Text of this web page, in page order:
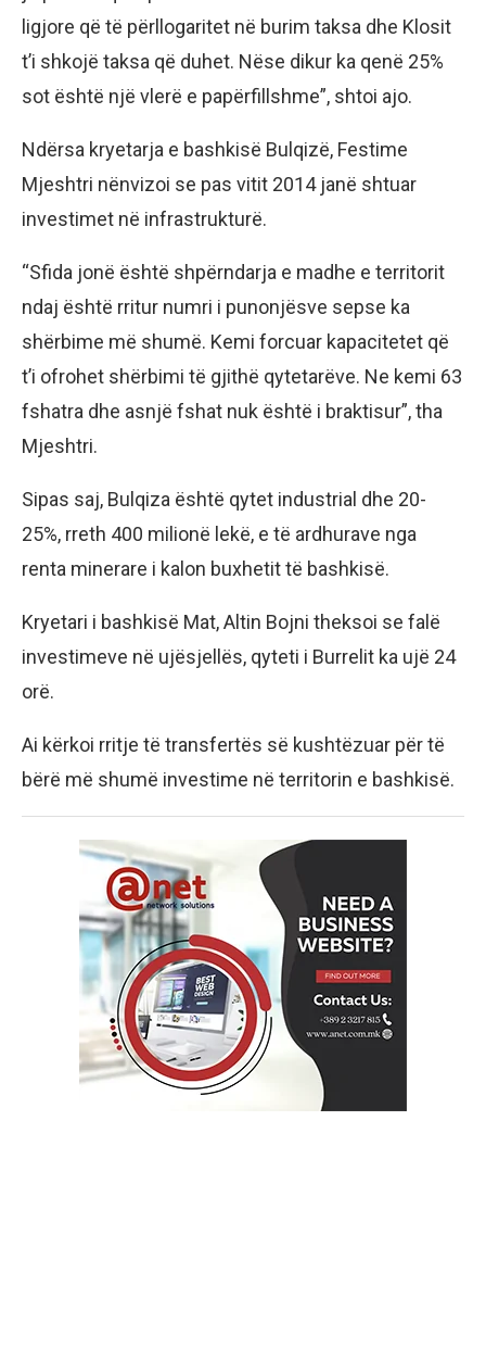
ligjore që të përllogaritet në burim taksa dhe Klosit
t’i shkojë taksa që duhet. Nëse dikur ka qenë 25%
sot është një vlerë e papërfillshme”, shtoi ajo.
Ndërsa kryetarja e bashkisë Bulqizë, Festime
Mjeshtri nënvizoi se pas vitit 2014 janë shtuar
investimet në infrastrukturë.
“Sfida jonë është shpërndarja e madhe e territorit
ndaj është rritur numri i punonjësve sepse ka
shërbime më shumë. Kemi forcuar kapacitetet që
t’i ofrohet shërbimi të gjithë qytetarëve. Ne kemi 63
fshatra dhe asnjë fshat nuk është i braktisur”, tha
Mjeshtri.
Sipas saj, Bulqiza është qytet industrial dhe 20-
25%, rreth 400 milionë lekë, e të ardhurave nga
renta minerare i kalon buxhetit të bashkisë.
Kryetari i bashkisë Mat, Altin Bojni theksoi se falë
investimeve në ujësjellës, qyteti i Burrelit ka ujë 24
orë.
Ai kërkoi rritje të transfertës së kushtëzuar për të
bërë më shumë investime në territorin e bashkisë.